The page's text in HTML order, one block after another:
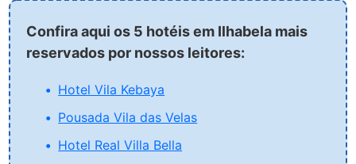
Confira aqui os 5 hotéis em Ilhabela mais
reservados por nossos leitores:
Hotel Vila Kebaya
Pousada Vila das Velas
Hotel Real Villa Bella